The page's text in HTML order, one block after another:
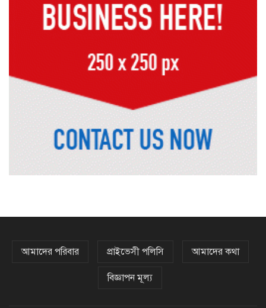
সতর্কতা জারি
দুর্নীতিমুক্ত প্রশাসন গড়াই সরকারের মূল
নেসকো কেন, কোনো কিছুই রাজশাহী থেকে
করতে পুলিশের বিশেষ অভিযানে
আমাদের পরিবার প্রাইভেসী পলিসি আমাদের কথা
বিজ্ঞাপন মূল্য